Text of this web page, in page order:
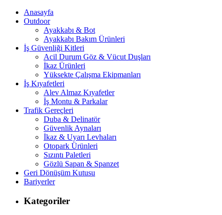
Anasayfa
Outdoor
Ayakkabı & Bot
Ayakkabı Bakım Ürünleri
İş Güvenliği Kitleri
Acil Durum Göz & Vücut Duşları
İkaz Ürünleri
Yüksekte Çalışma Ekipmanları
İş Kıyafetleri
Alev Almaz Kıyafetler
İş Montu & Parkalar
Trafik Gereçleri
Duba & Delinatör
Güvenlik Aynaları
İkaz & Uyarı Levhaları
Otopark Ürünleri
Sızıntı Paletleri
Gözlü Sapan & Spanzet
Geri Dönüşüm Kutusu
Bariyerler
Kategoriler